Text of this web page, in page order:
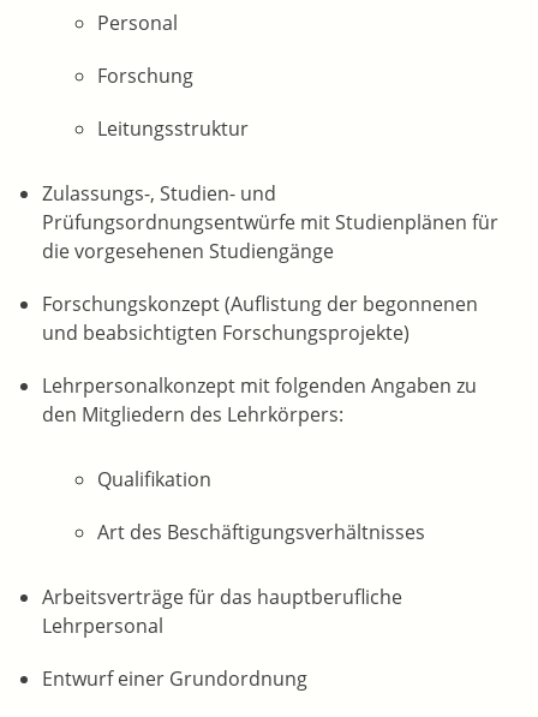
Personal
Forschung
Leitungsstruktur
Zulassungs-, Studien- und
Prüfungsordnungsentwürfe mit Studienplänen für
die vorgesehenen Studiengänge
Forschungskonzept (Auflistung der begonnenen
und beabsichtigten Forschungsprojekte)
Lehrpersonalkonzept mit folgenden Angaben zu
den Mitgliedern des Lehrkörpers:
Qualifikation
Art des Beschäftigungsverhältnisses
Arbeitsverträge für das hauptberufliche
Lehrpersonal
Entwurf einer Grundordnung